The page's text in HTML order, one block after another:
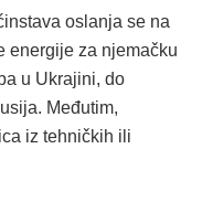
oslanja se na
energije za njemačku
u Ukrajini, do
Međutim,
iz tehničkih ili